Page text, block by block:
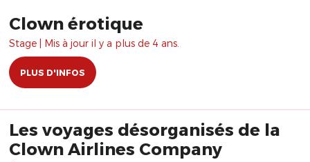
Clown érotique
Stage | Mis à jour il y a plus de 4 ans.
PLUS D'INFOS
Les voyages désorganisés de la
Clown Airlines Company